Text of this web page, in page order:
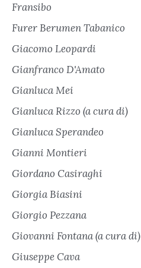
Fransibo
Furer Berumen Tabanico
Giacomo Leopardi
Gianfranco D'Amato
Gianluca Mei
Gianluca Rizzo (a cura di)
Gianluca Sperandeo
Gianni Montieri
Giordano Casiraghi
Giorgia Biasini
Giorgio Pezzana
Giovanni Fontana (a cura di)
Giuseppe Cava